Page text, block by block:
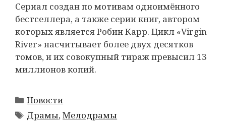
Сериал создан по мотивам одноимённого
бестселлера, а также серии книг, автором
которых является Робин Карр. Цикл «Virgin
River» насчитывает более двух десятков
томов, и их совокупный тираж превысил 13
миллионов копий.
Рубрики
Новости
Метки
Драмы,Мелодрамы